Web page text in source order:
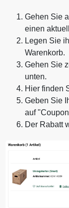
Gehen Sie
einen
Legen Sie
Warenkorb.
Gehen Sie
unten.
Hier finden
Geben Sie
auf
Der Rabatt